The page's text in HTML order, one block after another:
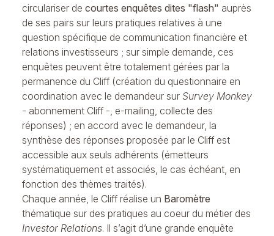
circulariser de courtes enquêtes dites "flash" auprès
de ses pairs sur leurs pratiques relatives à une
question spécifique de communication financière et
relations investisseurs ; sur simple demande, ces
enquêtes peuvent être totalement gérées par la
permanence du Cliff (création du questionnaire en
coordination avec le demandeur sur Survey Monkey
- abonnement Cliff -, e-mailing, collecte des
réponses) ; en accord avec le demandeur, la
synthèse des réponses proposée par le Cliff est
accessible aux seuls adhérents (émetteurs
systématiquement et associés, le cas échéant, en
fonction des thèmes traités).
Chaque année, le Cliff réalise un Baromètre
thématique sur des pratiques au coeur du métier des
Investor Relations. Il s’agit d’une grande enquête